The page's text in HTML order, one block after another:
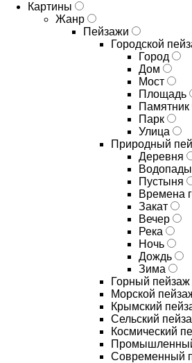
Картины
Жанр
Пейзажи
Городской
Город
Дом
Мост
Площадь
Памятник
Парк
Улица
Природный
Деревня
Водопады
Пустыня
Времена
Закат
Вечер
Река
Ночь
Дождь
Зима
Горный пейзаж
Морской
Крымский
Сельский
Космический
Современный